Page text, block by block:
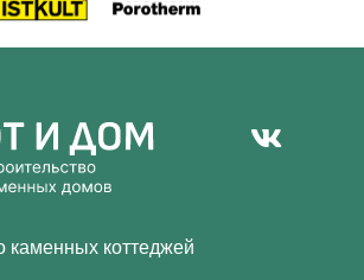
каменных коттеджей